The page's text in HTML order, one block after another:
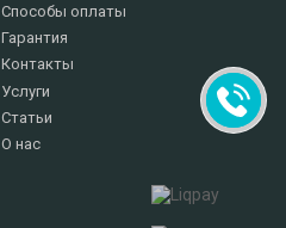
Способы оплаты
Гарантия
Контакты
Услуги
Статьи
О нас